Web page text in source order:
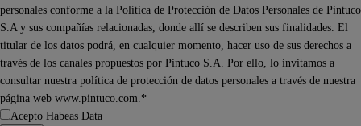
personales conforme a la Política de Protección de Datos Personales de Pintuco
S.A y sus compañías relacionadas, donde allí se describen sus finalidades. El
titular de los datos podrá, en cualquier momento, hacer uso de sus derechos a
través de los canales propuestos por Pintuco S.A. Por ello, lo invitamos a
consultar nuestra política de protección de datos personales a través de nuestra
página web www.pintuco.com.*
Acepto Habeas Data